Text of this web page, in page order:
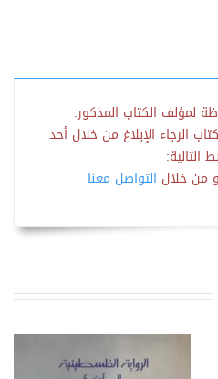
لمؤلف الكتاب المذكور.
الرجاء الإبلاغ من خلال أحد
التالية:
من خلال التواصل معنا